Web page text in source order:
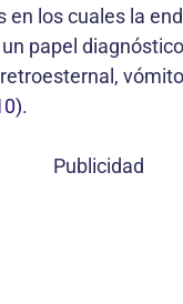
en los cuales la
papel
.
Publicidad